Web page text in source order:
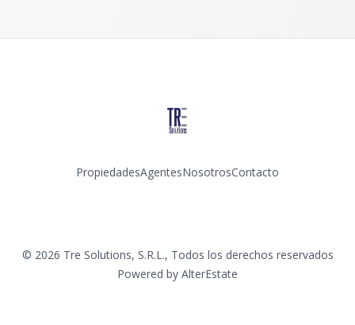
PropiedadesAgentesNosotrosContacto
© 2026 Tre Solutions, S.R.L., Todos los derechos reservados
Powered by AlterEstate